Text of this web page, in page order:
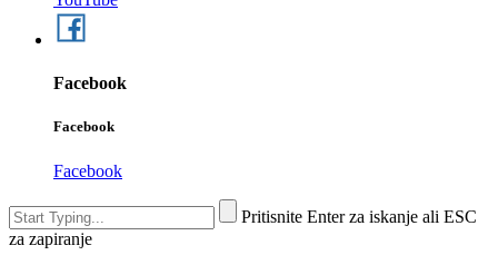
Facebook
Facebook
Facebook
Pritisnite Enter za iskanje ali ESC
za zapiranje